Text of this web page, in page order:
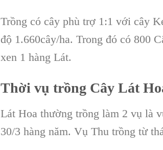
Trồng có cây phù trợ 1:1 với cây
độ 1.660cây/ha. Trong đó có 800
xen 1 hàng Lát.
Thời vụ trồng Cây Lát
Lát Hoa thường trồng làm 2 vụ là
30/3 hàng năm. Vụ Thu trồng từ